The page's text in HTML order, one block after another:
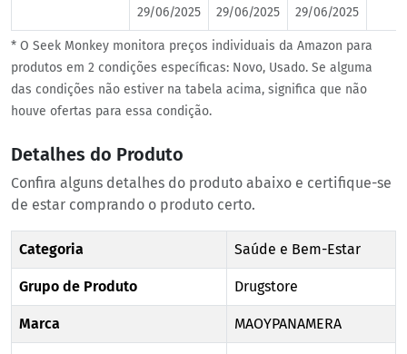
29/06/2025 29/06/2025 29/06/2025
* O Seek Monkey monitora preços individuais da Amazon para
produtos em 2 condições específicas: Novo, Usado. Se alguma
das condições não estiver na tabela acima, significa que não
houve ofertas para essa condição.
Detalhes do Produto
Confira alguns detalhes do produto abaixo e certifique-se
de estar comprando o produto certo.
Categoria Saúde e Bem-Estar
Grupo de Produto Drugstore
Marca MAOYPANAMERA